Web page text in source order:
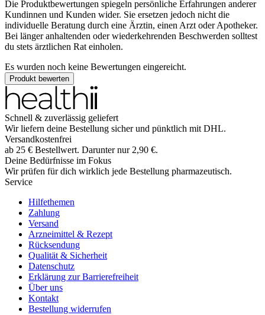
Die Produktbewertungen spiegeln persönliche Erfahrungen anderer
Kundinnen und Kunden wider. Sie ersetzen jedoch nicht die
individuelle Beratung durch eine Ärztin, einen Arzt oder Apotheker.
Bei länger anhaltenden oder wiederkehrenden Beschwerden solltest
du stets ärztlichen Rat einholen.
Es wurden noch keine Bewertungen eingereicht.
Produkt bewerten
Schnell & zuverlässig geliefert
Wir liefern deine Bestellung sicher und pünktlich mit DHL.
Versandkostenfrei
ab 25 € Bestellwert. Darunter nur 2,90 €.
Deine Bedürfnisse im Fokus
Wir prüfen für dich wirklich jede Bestellung pharmazeutisch.
Service
Hilfethemen
Zahlung
Versand
Arzneimittel & Rezept
Rücksendung
Qualität & Sicherheit
Datenschutz
Erklärung zur Barrierefreiheit
Über uns
Kontakt
Bestellung widerrufen